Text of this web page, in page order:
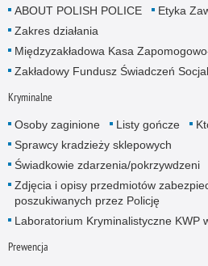
ABOUT POLISH POLICE
Etyka
Zakres działania
Międzyzakładowa Kasa
Zakładowy Fundusz Świadczeń
Kryminalne
Osoby zaginione Listy gończe
Sprawcy kradzieży sklepowych
Świadkowie zdarzenia/pokrzywdzeni
Zdjęcia i opisy przedmiotów
poszukiwanych przez Policję
Laboratorium Kryminalistyczne KWP
Prewencja